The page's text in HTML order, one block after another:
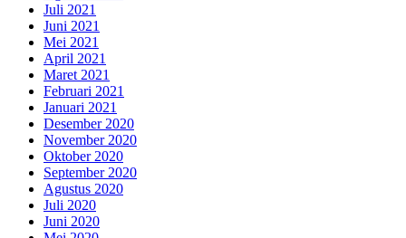
Juli 2021
Juni 2021
Mei 2021
April 2021
Maret 2021
Februari 2021
Januari 2021
Desember 2020
November 2020
Oktober 2020
September 2020
Agustus 2020
Juli 2020
Juni 2020